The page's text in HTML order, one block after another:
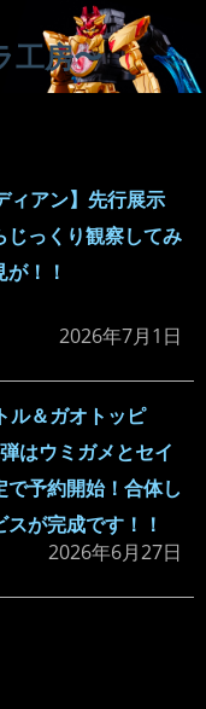
工房〜
ィアン】先行展示
じっくり観察してみ
！！
2026年7月1日
ル＆ガオトッピ
はウミガメとセイ
で予約開始！合体し
が完成です！！
2026年6月27日